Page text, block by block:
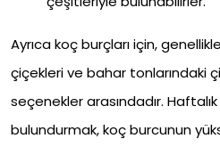
Ayrıca koç burçları için,
çiçekleri ve bahar tonlarındaki
seçenekler arasındadır.
bulundurmak, koç burcunun